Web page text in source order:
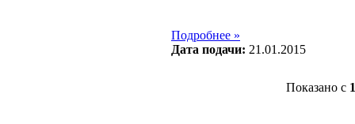
Подробнее »
Дата подачи: 21.01.2015
Показано с 1